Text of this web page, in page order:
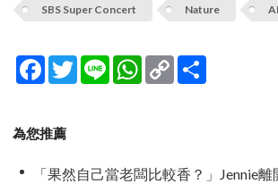
SBS Super Concert Nature
Facebook
TwitterLine WhatsApp
Copy
Link
為您推薦
「果然自己當老闆比較香？」Jennie離